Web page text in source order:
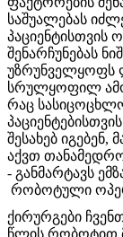
საშუალებას
შენარჩუნებას
უზრუნველყოფს
სრულყოფილ
რაც
შესახებ
აქვთ
- განმარტავს
რობოტული
ქირურგები
წლის რობოტით